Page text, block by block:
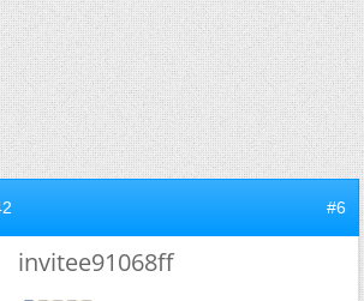
#6
invitee91068ff